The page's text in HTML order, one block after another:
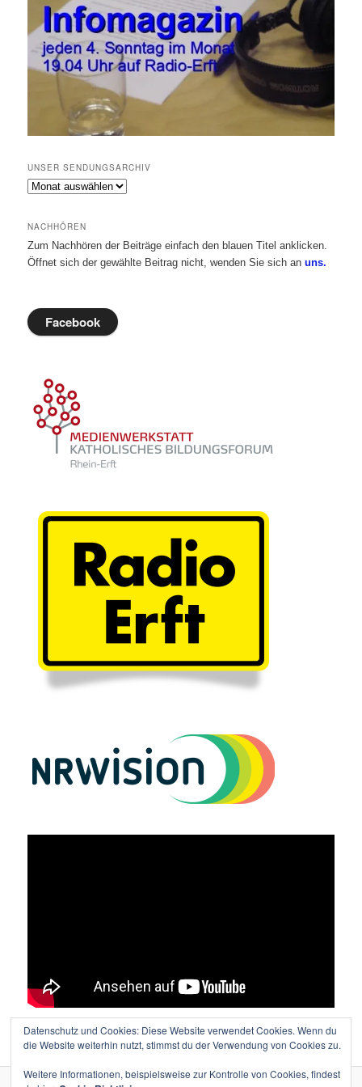
UNSER SENDUNGSARCHIV
Unser
NACHHÖREN
Zum Nachhören der Beiträge einfach den blauen Titel anklicken.
Öffnet sich der gewählte Beitrag nicht, wenden Sie sich anuns.
Facebook
Vielen Dank an Lutz Wolters für den tollen Film!
Datenschutz und Cookies: Diese Website verwendet Cookies. Wenn du
die Website weiterhin nutzt, stimmst du der Verwendung von Cookies zu.
Weitere Informationen, beispielsweise zur Kontrolle von Cookies, findest